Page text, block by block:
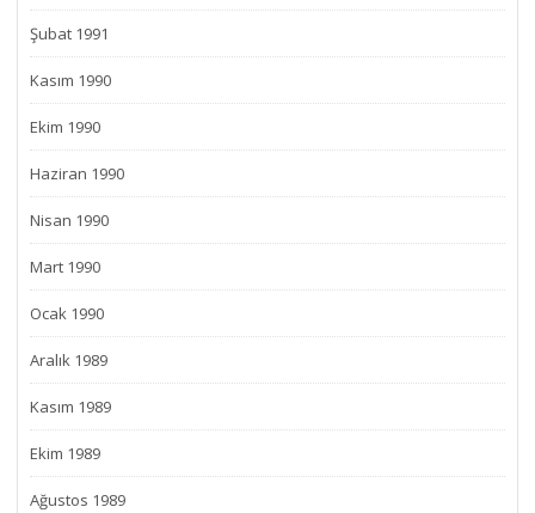
Şubat 1991
Kasım 1990
Ekim 1990
Haziran 1990
Nisan 1990
Mart 1990
Ocak 1990
Aralık 1989
Kasım 1989
Ekim 1989
Ağustos 1989